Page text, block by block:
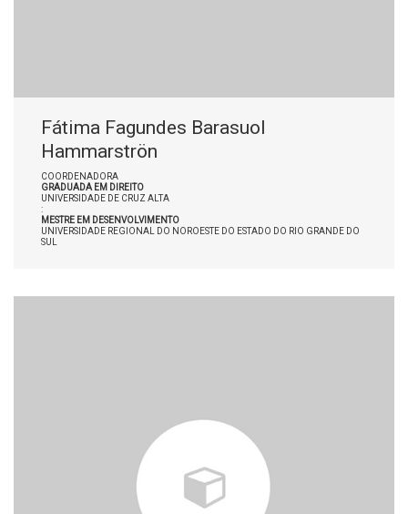
Fátima Fagundes Barasuol
Hammarströn
COORDENADORA
GRADUADA EM DIREITO
UNIVERSIDADE DE CRUZ ALTA
:
MESTRE EM DESENVOLVIMENTO
UNIVERSIDADE REGIONAL DO NOROESTE DO ESTADO DO RIO GRANDE DO
SUL